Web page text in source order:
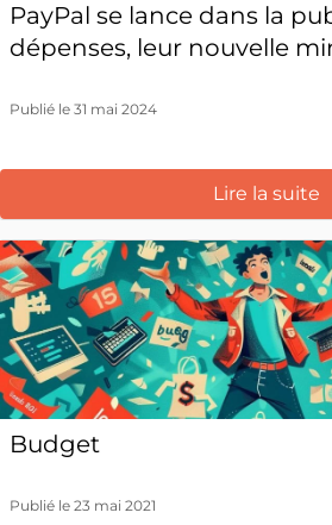
PayPal se lance dans la
dépenses, leur nouvelle
Publié le 31 mai 2024
Lire la suite
Budget
Publié le 23 mai 2021